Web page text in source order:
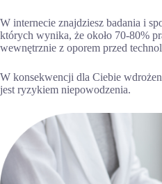
W internecie znajdziesz badania i
których wynika, że około 70-80%
wewnętrznie z oporem przed
W konsekwencji dla Ciebie
jest ryzykiem niepowodzenia.